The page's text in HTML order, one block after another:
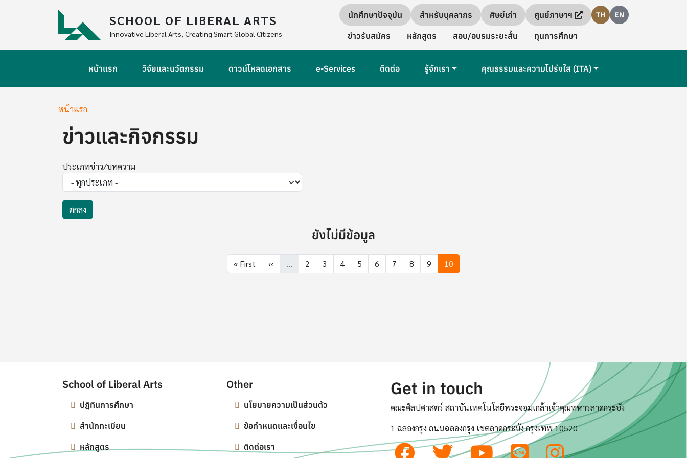
SCHOOL OF LIBERAL ARTS
Innovative Liberal Arts, Creating Smart Global Citizens
Quick links
นักศึกษาปัจจุบัน สำหรับบุคลากร ศิษย์เก่า ศูนย์ภาษาฯ TH EN
Secondary Navigation
ข่าวรับสมัคร หลักสูตร สอบ/อบรมระยะสั้น ทุนการศึกษา
หน้าแรก วิจัยและนวัตกรรม ดาวน์โหลดเอกสาร e-Services ติดต่อ รู้จักเรา คุณธรรมและความโปร่งใส (ITA)
Breadcrumb
หน้าแรก
ข่าวและกิจกรรม
ประเภทข่าว/บทความ
ยังไม่มีข้อมูล
First page
« First Previous page
‹‹ … Page
2 Page
3 Page
4 Page
5 Page
6 Page
7 Page
8 Page
9 Page
10
School of Liberal Arts
ปฎิทินการศึกษา
สำนักทะเบียน
หลักสูตร
Other
นโยบายความเป็นส่วนตัว
ข้อกำหนดและเงื่อนไข
ติดต่อเรา
Get in touch
คณะศิลปศาสตร์ สถาบันเทคโนโลยีพระจอมเกล้าเจ้าคุณทหารลาดกระบัง
1 ฉลองกรุง ถนนฉลองกรุง เขตลาดกระบัง กรุงเทพ 10520